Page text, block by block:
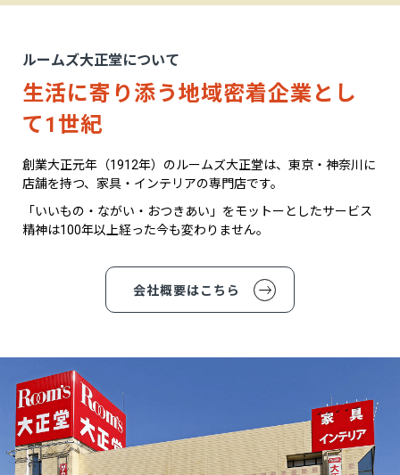
ルームズ大正堂について
生活に寄り添う地域密着企業とし
て1世紀
創業大正元年（1912年）のルームズ大正堂は、東京・神奈川に
店舗を持つ、家具・インテリアの専門店です。
「いいもの・ながい・おつきあい」をモットーとしたサービス
精神は100年以上経った今も変わりません。
会社概要はこちら